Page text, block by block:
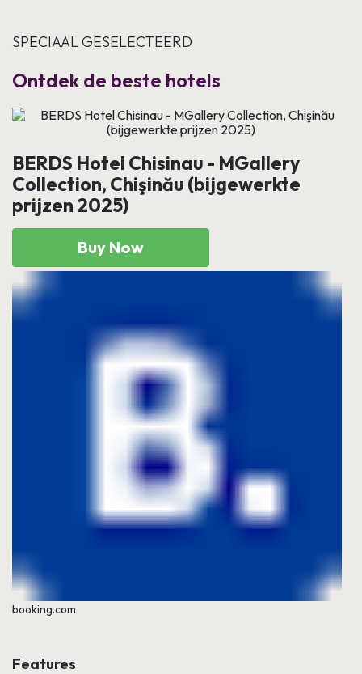
SPECIAAL GESELECTEERD
Ontdek de beste hotels
BERDS Hotel Chisinau - MGallery
Collection, Chişinău (bijgewerkte
prijzen 2025)
Buy Now
booking.com
Features